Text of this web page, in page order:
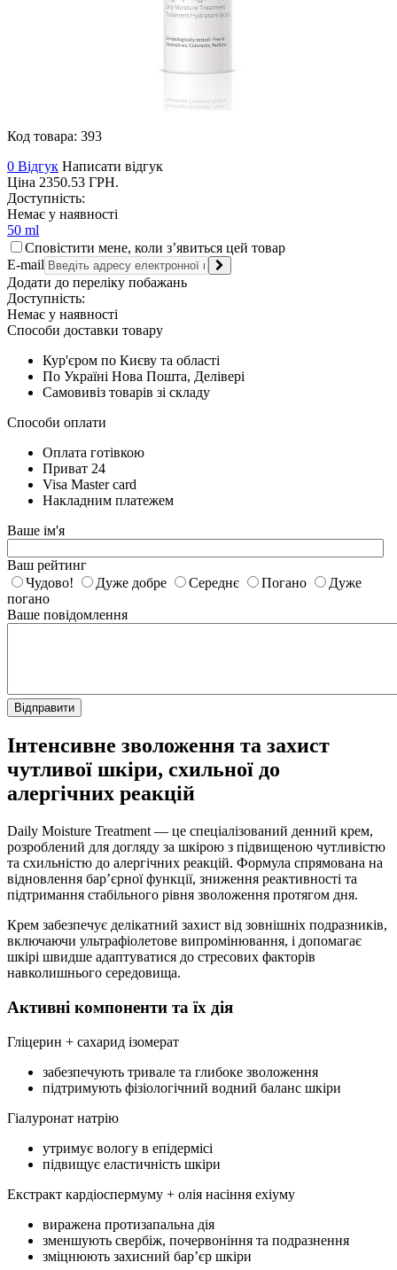
Код товара: 393
0 Відгук Написати відгук
Ціна 2350.53 ГРН.
Доступність:
Немає у наявності
50 ml
Сповістити мене, коли з’явиться цей товар
E-mail
Додати до переліку побажань
Доступність:
Немає у наявності
Способи доставки товару
Кур'єром по Києву та області
По Україні Нова Пошта, Делівері
Самовивіз товарів зі складу
Способи оплати
Оплата готівкою
Приват 24
Visa Master card
Накладним платежем
Ваше ім'я
Ваш рейтинг
Чудово!
Дуже добре Середнє Погано
Дуже
погано
Ваше повідомлення
Відправити
Інтенсивне зволоження та захист
чутливої шкіри, схильної до
алергічних реакцій
Daily Moisture Treatment — це спеціалізований денний крем,
розроблений для догляду за шкірою з підвищеною чутливістю
та схильністю до алергічних реакцій. Формула спрямована на
відновлення бар’єрної функції, зниження реактивності та
підтримання стабільного рівня зволоження протягом дня.
Крем забезпечує делікатний захист від зовнішніх подразників,
включаючи ультрафіолетове випромінювання, і допомагає
шкірі швидше адаптуватися до стресових факторів
навколишнього середовища.
Активні компоненти та їх дія
Гліцерин + сахарид ізомерат
забезпечують тривале та глибоке зволоження
підтримують фізіологічний водний баланс шкіри
Гіалуронат натрію
утримує вологу в епідермісі
підвищує еластичність шкіри
Екстракт кардіоспермуму + олія насіння ехіуму
виражена протизапальна дія
зменшують свербіж, почервоніння та подразнення
зміцнюють захисний бар’єр шкіри